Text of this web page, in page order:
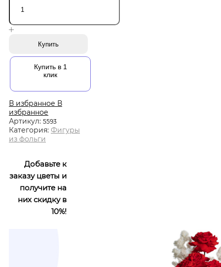
Купить
Купить в 1
клик
В избранное В
избранное
Артикул: 5593
Категория: Фигуры
из фольги
Добавьте к
заказу цветы и
получите на
них скидку в
10%!